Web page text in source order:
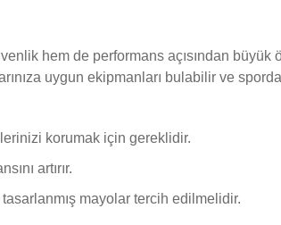
hem de performans açısından büyük
uygun ekipmanları bulabilir ve
korumak için gereklidir.
artırır.
mayolar tercih edilmelidir.